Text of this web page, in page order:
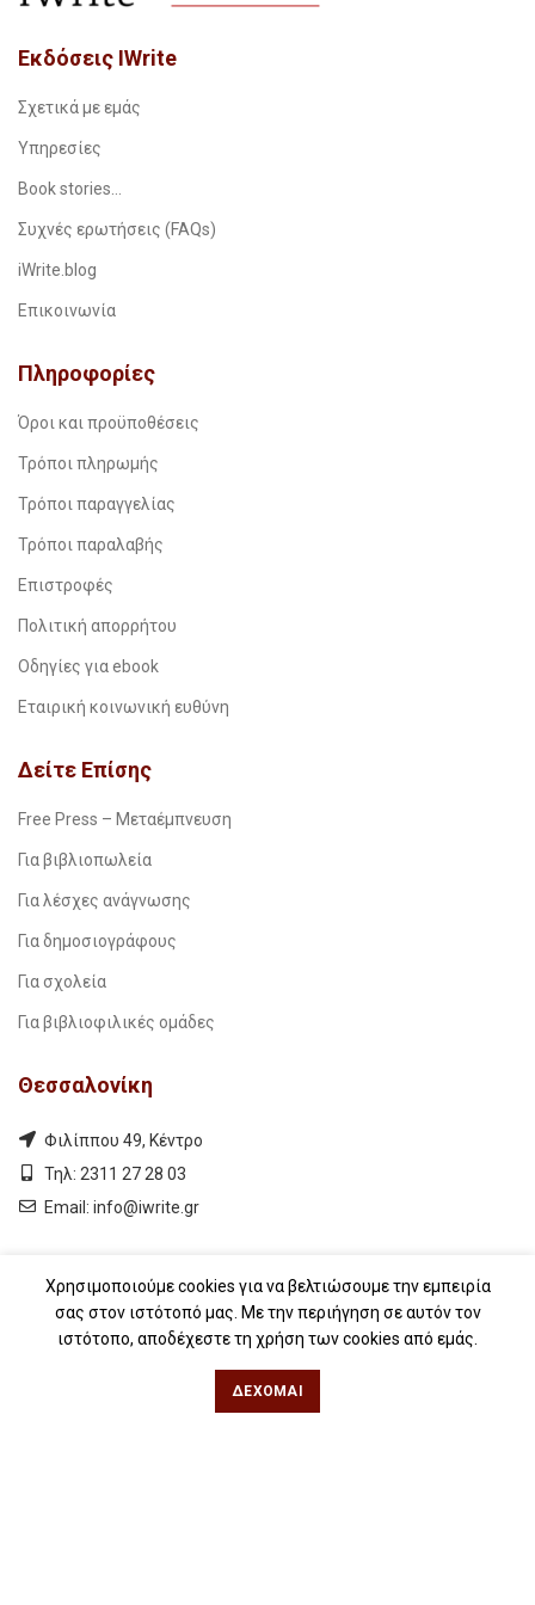
Εκδόσεις IWrite
Σχετικά με εμάς
Υπηρεσίες
Book stories…
Συχνές ερωτήσεις (FAQs)
iWrite.blog
Επικοινωνία
Πληροφορίες
Όροι και προϋποθέσεις
Τρόποι πληρωμής
Τρόποι παραγγελίας
Τρόποι παραλαβής
Επιστροφές
Πολιτική απορρήτου
Οδηγίες για ebook
Εταιρική κοινωνική ευθύνη
Δείτε Επίσης
Free Press – Μεταέμπνευση
Για βιβλιοπωλεία
Για λέσχες ανάγνωσης
Για δημοσιογράφους
Για σχολεία
Για βιβλιοφιλικές ομάδες
Θεσσαλονίκη
Φιλίππου 49, Κέντρο
Τηλ: 2311 27 28 03
Εmail: info@iwrite.gr
Αθήνα
Κωλέττη 15 & Εμ. Μπενάκη, Εξάρχεια
Χρησιμοποιούμε cookies για να βελτιώσουμε την εμπειρία
σας στον ιστότοπό μας. Με την περιήγηση σε αυτόν τον
ιστότοπο, αποδέχεστε τη χρήση των cookies από εμάς.
ΔΈΧΟΜΑΙ